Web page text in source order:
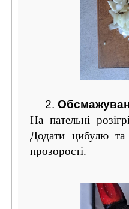
2.
На пательні
Додати цибулю та
прозорості.